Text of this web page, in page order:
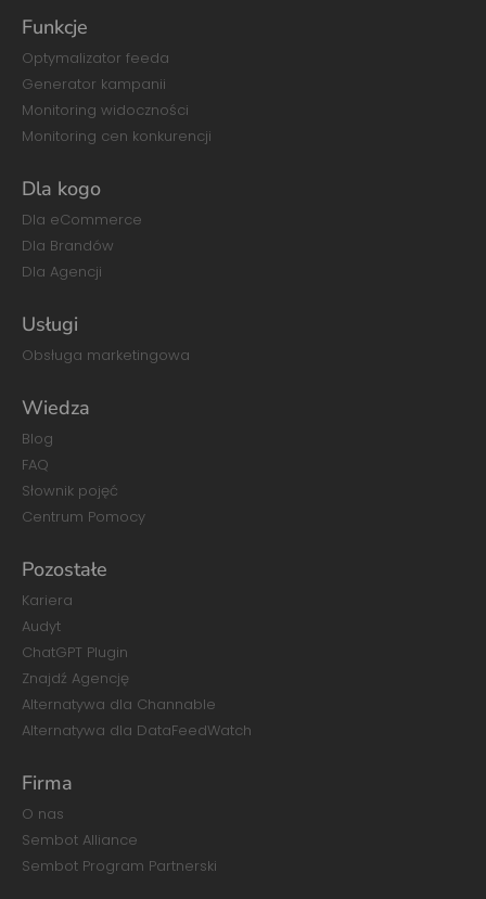
Funkcje
Optymalizator feeda
Generator kampanii
Monitoring widoczności
Monitoring cen konkurencji
Dla kogo
Dla eCommerce
Dla Brandów
Dla Agencji
Usługi
Obsługa marketingowa
Wiedza
Blog
FAQ
Słownik pojęć
Centrum Pomocy
Pozostałe
Kariera
Audyt
ChatGPT Plugin
Znajdź Agencję
Alternatywa dla Channable
Alternatywa dla DataFeedWatch
Firma
O nas
Sembot Alliance
Sembot Program Partnerski